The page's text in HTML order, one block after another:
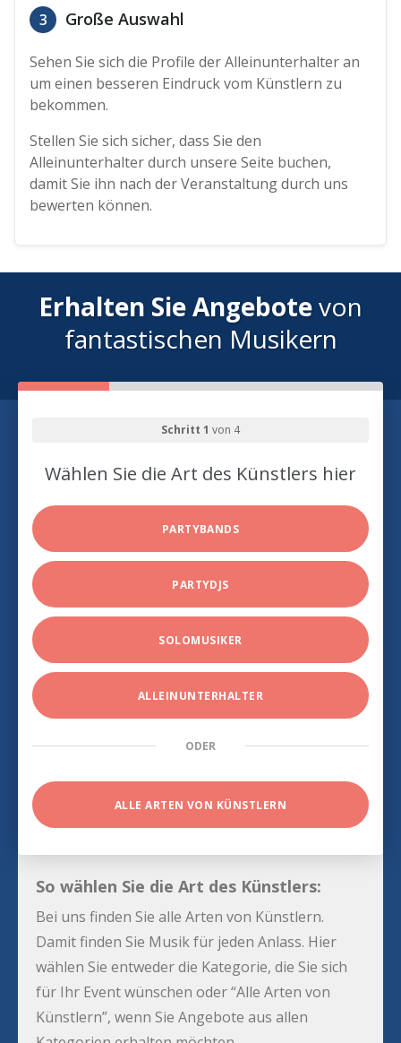
3 Große Auswahl
Sehen Sie sich die Profile der Alleinunterhalter an
um einen besseren Eindruck vom Künstlern zu
bekommen.
Stellen Sie sich sicher, dass Sie den
Alleinunterhalter durch unsere Seite buchen,
damit Sie ihn nach der Veranstaltung durch uns
bewerten können.
Erhalten Sie Angebotevon
fantastischen Musikern
Schritt 1 von 4
Wählen Sie die Art des Künstlers hier
PARTYBANDS
PARTYDJS
SOLOMUSIKER
ALLEINUNTERHALTER
ODER
ALLE ARTEN VON KÜNSTLERN
So wählen Sie die Art des Künstlers:
Bei uns finden Sie alle Arten von Künstlern.
Damit finden Sie Musik für jeden Anlass. Hier
wählen Sie entweder die Kategorie, die Sie sich
für Ihr Event wünschen oder “Alle Arten von
Künstlern”, wenn Sie Angebote aus allen